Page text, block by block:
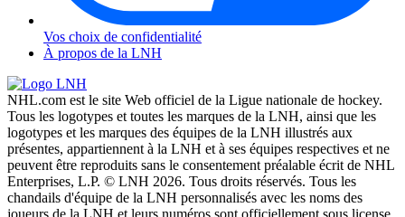
Vos choix de confidentialité
À propos de la LNH
NHL.com est le site Web officiel de la Ligue nationale de hockey.
Tous les logotypes et toutes les marques de la LNH, ainsi que les
logotypes et les marques des équipes de la LNH illustrés aux
présentes, appartiennent à la LNH et à ses équipes respectives et ne
peuvent être reproduits sans le consentement préalable écrit de NHL
Enterprises, L.P. © LNH 2026. Tous droits réservés. Tous les
chandails d'équipe de la LNH personnalisés avec les noms des